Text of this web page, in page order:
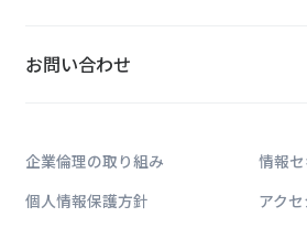
お問い合わせ
企業倫理の取り組み
情報
個人情報保護方針
アク